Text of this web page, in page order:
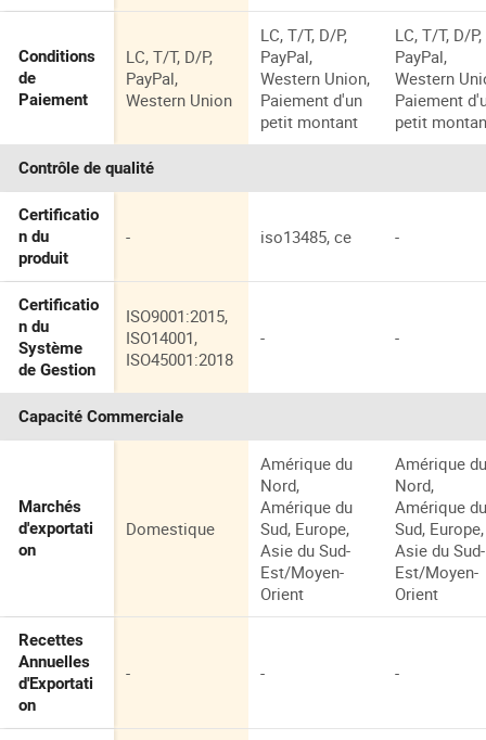
Conditions
de
Paiement
LC, T/T, D/P,
PayPal,
Western Union
LC, T/T, D/P,
PayPal,
Western Union,
Paiement d'un
petit montant
LC, T/T, D/P,
PayPal,
Western
Paiement
petit
Contrôle de qualité
Certificatio
n du
produit
- iso13485, ce -
Certificatio
n du
Système
de Gestion
ISO9001:2015,
ISO14001,
ISO45001:2018
- -
Capacité Commerciale
Marchés
d'exportati
on
Domestique
Amérique du
Nord,
Amérique du
Sud, Europe,
Asie du Sud-
Est/Moyen-
Orient
Amérique
Nord,
Amérique
Sud, Europe,
Asie du Sud-
Est/Moyen-
Orient
Recettes
Annuelles
d'Exportati
on
- - -